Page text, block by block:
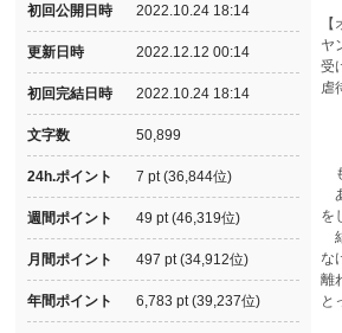
ヤ
受
虐
を
な
離
と
初回公開日時 2022.10.24 18:14
更新日時 2022.12.12 00:14
初回完結日時 2022.10.24 18:14
文字数 50,899
24h.ポイント 7 pt (36,844位)
週間ポイント 49 pt (46,319位)
月間ポイント 497 pt (34,912位)
年間ポイント 6,783 pt (39,237位)